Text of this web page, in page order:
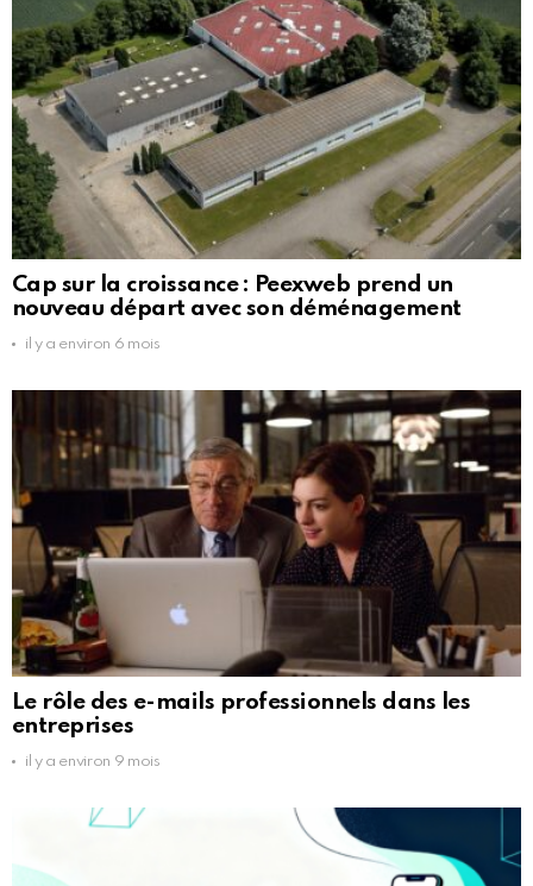
Cap sur la croissance : Peexweb prend un
nouveau départ avec son déménagement
il y a environ 6 mois
Le rôle des e-mails professionnels dans les
entreprises
il y a environ 9 mois